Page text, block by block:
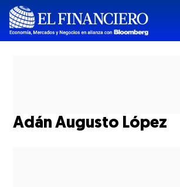
Adán Augusto López